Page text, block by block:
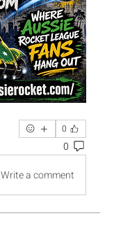
0
0
Write a comment...